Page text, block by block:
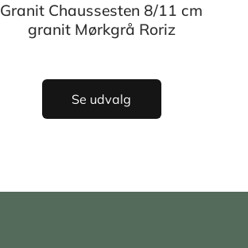
Granit Chaussesten 8/11 cm
granit Mørkgrå Roriz
Se udvalg